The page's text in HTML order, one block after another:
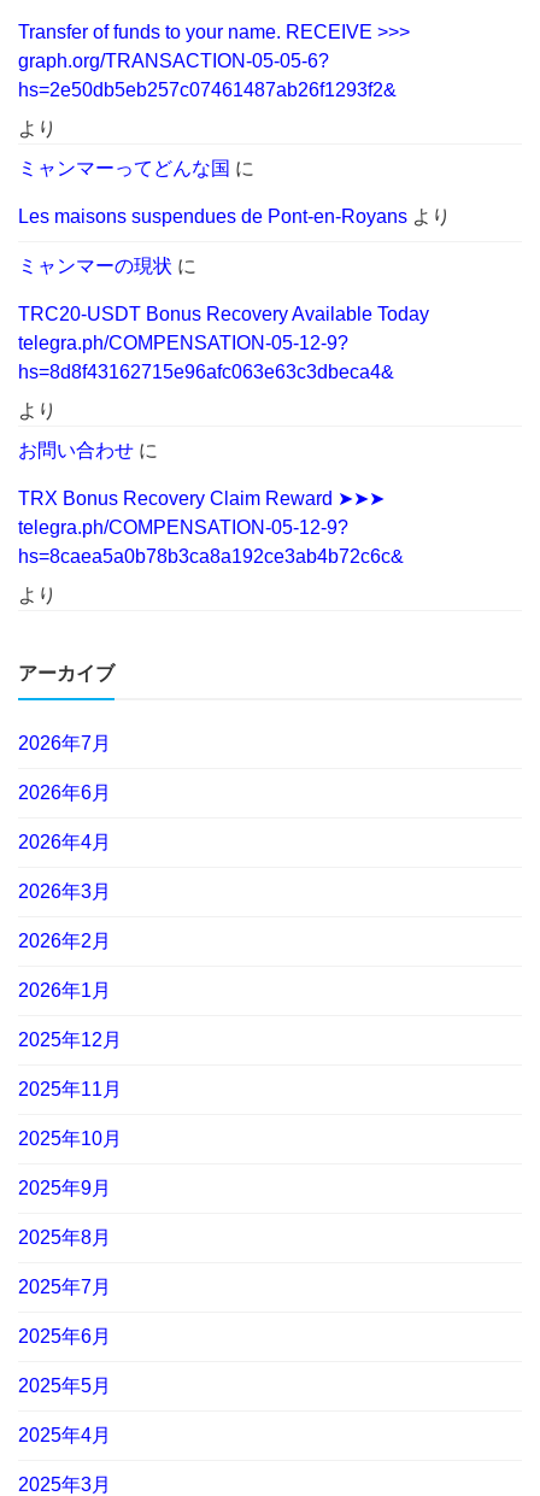
Transfer of funds to your name. RECEIVE >>>
graph.org/TRANSACTION-05-05-6?
hs=2e50db5eb257c07461487ab26f1293f2&
より
ミャンマーってどんな国 に
Les maisons suspendues de Pont-en-Royans より
ミャンマーの現状 に
TRC20-USDT Bonus Recovery Available Today
telegra.ph/COMPENSATION-05-12-9?
hs=8d8f43162715e96afc063e63c3dbeca4&
より
お問い合わせ に
TRX Bonus Recovery Claim Reward ➤➤➤
telegra.ph/COMPENSATION-05-12-9?
hs=8caea5a0b78b3ca8a192ce3ab4b72c6c&
より
アーカイブ
2026年7月
2026年6月
2026年4月
2026年3月
2026年2月
2026年1月
2025年12月
2025年11月
2025年10月
2025年9月
2025年8月
2025年7月
2025年6月
2025年5月
2025年4月
2025年3月